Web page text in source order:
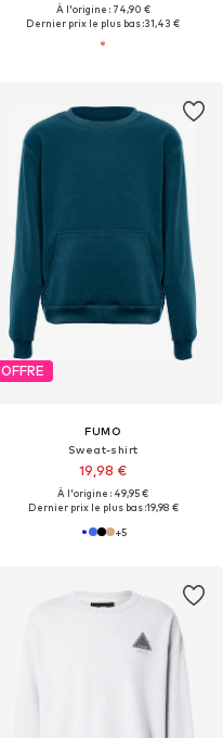
À l'origine : 74,90 €
Dernier prix le plus bas :31,43 €
OFFRE
FUMO
Sweat-shirt
19,98 €
À l'origine : 49,95 €
Dernier prix le plus bas :19,98 €
+5